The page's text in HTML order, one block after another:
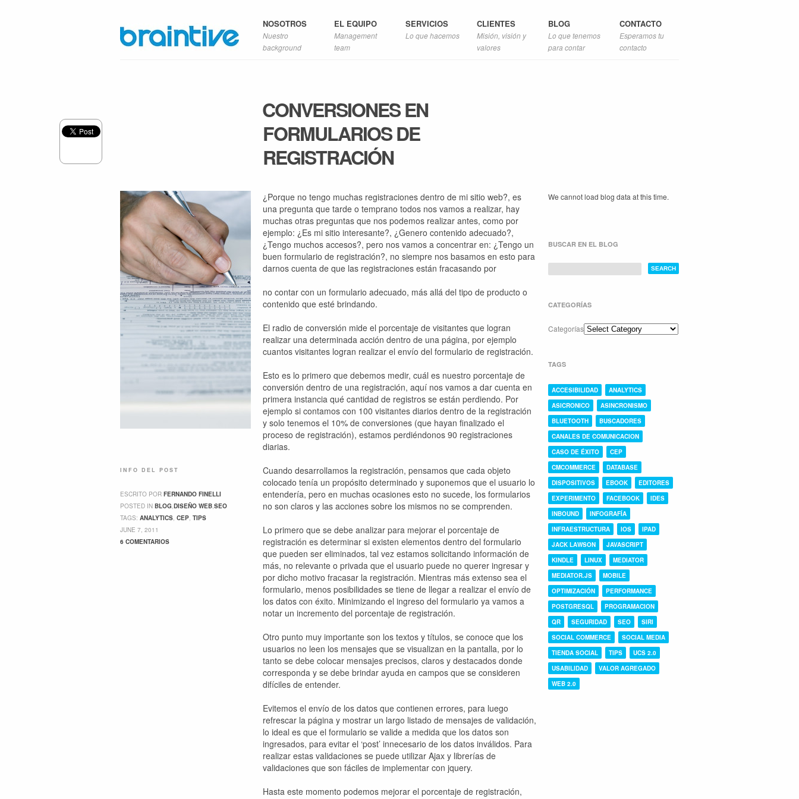
NOSOTROS
Nuestro
background
EL EQUIPO
Management
team
SERVICIOS
Lo que hacemos
CLIENTES
Misión, visión y
valores
BLOG
Lo que tenemos
para contar
CONTACTO
Esperamos tu
contacto
CONVERSIONES EN
FORMULARIOS DE
REGISTRACIÓN
¿Porque no tengo muchas registraciones dentro de mi sitio web?, es
una pregunta que tarde o temprano todos nos vamos a realizar, hay
muchas otras preguntas que nos podemos realizar antes, como por
ejemplo: ¿Es mi sitio interesante?, ¿Genero contenido adecuado?,
¿Tengo muchos accesos?, pero nos vamos a concentrar en: ¿Tengo un
buen formulario de registración?, no siempre nos basamos en esto para
darnos cuenta de que las registraciones están fracasando por
no contar con un formulario adecuado, más allá del tipo de producto o
contenido que esté brindando.
El radio de conversión mide el porcentaje de visitantes que logran
realizar una determinada acción dentro de una página, por ejemplo
cuantos visitantes logran realizar el envío del formulario de registración.
Esto es lo primero que debemos medir, cuál es nuestro porcentaje de
conversión dentro de una registración, aquí nos vamos a dar cuenta en
primera instancia qué cantidad de registros se están perdiendo. Por
ejemplo si contamos con 100 visitantes diarios dentro de la registración
y solo tenemos el 10% de conversiones (que hayan finalizado el
proceso de registración), estamos perdiéndonos 90 registraciones
diarias.
Cuando desarrollamos la registración, pensamos que cada objeto
colocado tenía un propósito determinado y suponemos que el usuario lo
entendería, pero en muchas ocasiones esto no sucede, los formularios
no son claros y las acciones sobre los mismos no se comprenden.
Lo primero que se debe analizar para mejorar el porcentaje de
registración es determinar si existen elementos dentro del formulario
que pueden ser eliminados, tal vez estamos solicitando información de
más, no relevante o privada que el usuario puede no querer ingresar y
por dicho motivo fracasar la registración. Mientras más extenso sea el
formulario, menos posibilidades se tiene de llegar a realizar el envío de
los datos con éxito. Minimizando el ingreso del formulario ya vamos a
notar un incremento del porcentaje de registración.
Otro punto muy importante son los textos y títulos, se conoce que los
usuarios no leen los mensajes que se visualizan en la pantalla, por lo
tanto se debe colocar mensajes precisos, claros y destacados donde
corresponda y se debe brindar ayuda en campos que se consideren
difíciles de entender.
Evitemos el envío de los datos que contienen errores, para luego
refrescar la página y mostrar un largo listado de mensajes de validación,
lo ideal es que el formulario se valide a medida que los datos son
ingresados, para evitar el ‘post’ innecesario de los datos inválidos. Para
realizar estas validaciones se puede utilizar Ajax y librerías de
validaciones que son fáciles de implementar con jquery.
Hasta este momento podemos mejorar el porcentaje de registración,
INFO DEL POST
ESCRITO POR FERNANDO FINELLI
POSTED IN BLOG,DISEÑO WEB,SEO
TAGS: ANALYTICS, CEP, TIPS
JUNE 7, 2011
6 COMENTARIOS
We cannot load blog data at this time.
BUSCAR EN EL BLOG
CATEGORÍAS
Categorías
TAGS
ACCESIBILIDAD
ANALYTICS
ASICRONICO
ASINCRONISMO
BLUETOOTH
BUSCADORES
CANALES DE COMUNICACION
CASO DE ÉXITO
CEP
CMCOMMERCE
DATABASE
DISPOSITIVOS
EBOOK
EDITORES
EXPERIMENTO
FACEBOOK
IDES
INBOUND
INFOGRAFÍA
INFRAESTRUCTURA
IOS
IPAD
JACK LAWSON
JAVASCRIPT
KINDLE
LINUX
MEDIATOR
MEDIATOR.JS
MOBILE
OPTIMIZACIÓN
PERFORMANCE
POSTGRESQL
PROGRAMACION
QR
SEGURIDAD SEO
SIRI
SOCIAL COMMERCE
SOCIAL MEDIA
TIENDA SOCIAL
TIPS
UCS 2.0
USABILIDAD
VALOR AGREGADO
WEB 2.0